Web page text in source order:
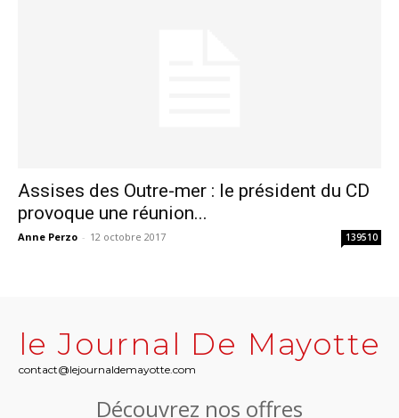
Assises des Outre-mer : le président du CD
provoque une réunion...
Anne Perzo - 12 octobre 2017 139510
le Journal De Mayotte
contact@lejournaldemayotte.com
Découvrez nos offres